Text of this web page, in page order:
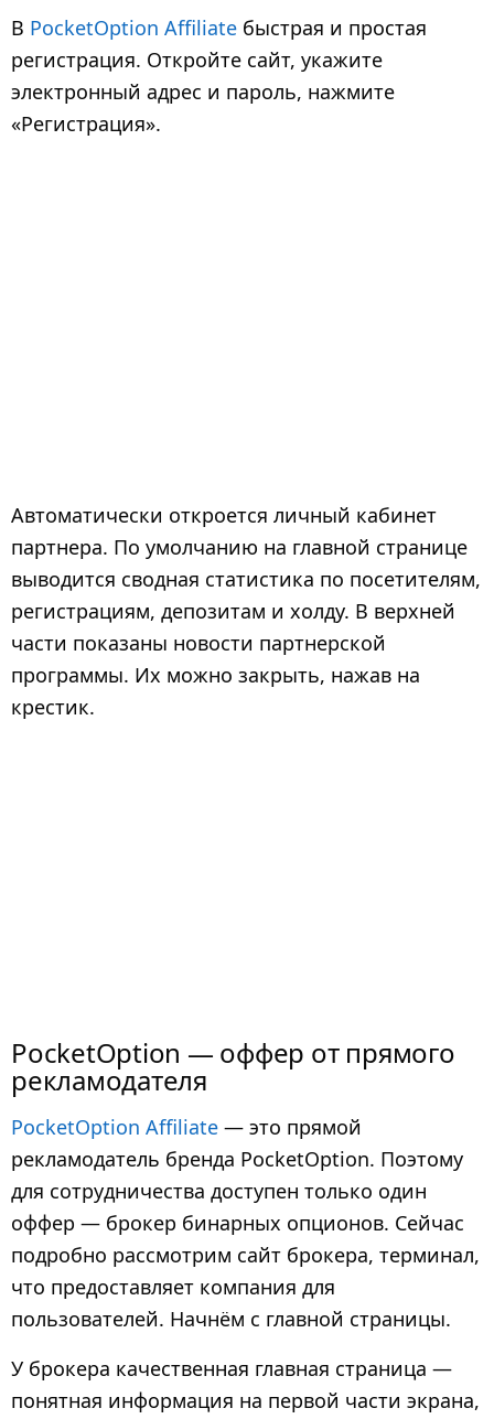
В PocketOption Affiliate быстрая и простая
регистрация. Откройте сайт, укажите
электронный адрес и пароль, нажмите
«Регистрация».
Автоматически откроется личный кабинет
партнера. По умолчанию на главной странице
выводится сводная статистика по посетителям,
регистрациям, депозитам и холду. В верхней
части показаны новости партнерской
программы. Их можно закрыть, нажав на
крестик.
PocketOption — оффер от прямого
рекламодателя
PocketOption Affiliate — это прямой
рекламодатель бренда PocketOption. Поэтому
для сотрудничества доступен только один
оффер — брокер бинарных опционов. Сейчас
подробно рассмотрим сайт брокера, терминал,
что предоставляет компания для
пользователей. Начнём с главной страницы.
У брокера качественная главная страница —
понятная информация на первой части экрана,